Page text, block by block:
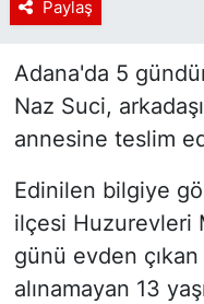
Paylaş
Adana'da 5
Naz Suci,
annesine teslim
Edinilen bilgiye
ilçesi Huzurevleri
günü evden
alınamayan 13